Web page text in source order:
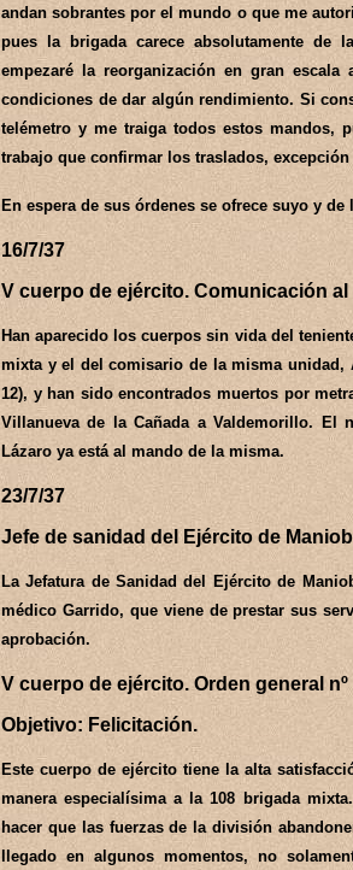
andan sobrantes por el mundo o que me
pues la brigada carece absolutamente de
empezaré la reorganización en gran
condiciones de dar algún rendimiento. Si
telémetro y me traiga todos estos mandos,
trabajo que confirmar los traslados,
En espera de sus órdenes se ofrece suyo y de
16/7/37
V cuerpo de ejército. Comunicación al
Han aparecido los cuerpos sin vida del
mixta y el del comisario de la misma unidad,
12), y han sido encontrados muertos por
Villanueva de la Cañada a Valdemorillo. El
Lázaro ya está al mando de la misma.
23/7/37
Jefe de sanidad del Ejército de
La Jefatura de Sanidad del Ejército de
médico Garrido, que viene de prestar sus
aprobación.
V cuerpo de ejército. Orden general
Objetivo: Felicitación.
Este cuerpo de ejército tiene la alta
manera especialísima a la 108 brigada
hacer que las fuerzas de la división
llegado en algunos momentos, no